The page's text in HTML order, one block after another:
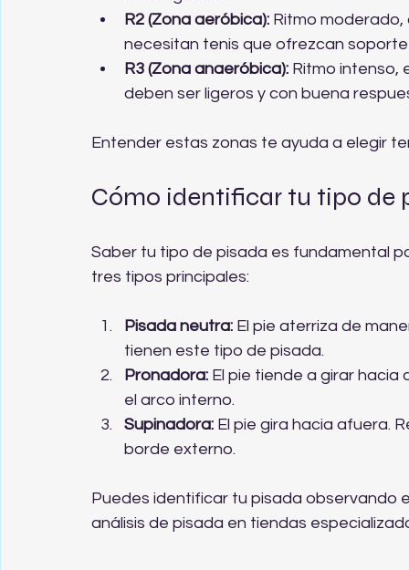
R2 (Zona aeróbica): Ritmo
necesitan tenis que ofrezcan
R3 (Zona anaeróbica): Ritmo intenso,
deben ser ligeros y con buena
Entender estas zonas te ayuda a elegir
Cómo identificar tu tipo de
Saber tu tipo de pisada es fundamental
tres tipos principales:
Pisada neutra: El pie aterriza de
tienen este tipo de pisada.
Pronadora: El pie tiende a girar
el arco interno.
Supinadora: El pie gira hacia afuera.
borde externo.
Puedes identificar tu pisada observando
análisis de pisada en tiendas